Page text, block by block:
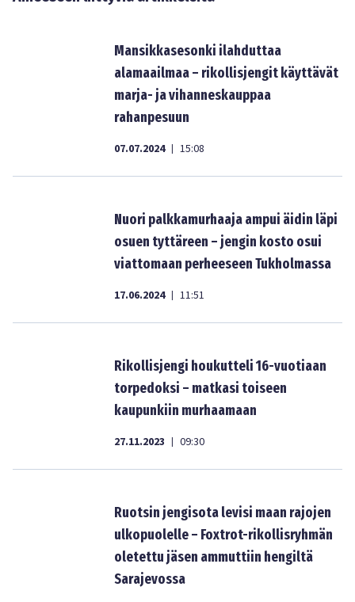
Mansikkasesonki ilahduttaa
alamaailmaa – rikollisjengit käyttävät
marja- ja vihanneskauppaa
rahanpesuun
07.07.2024 | 15:08
Nuori palkkamurhaaja ampui äidin läpi
osuen tyttäreen – jengin kosto osui
viattomaan perheeseen Tukholmassa
17.06.2024 | 11:51
Rikollisjengi houkutteli 16-vuotiaan
torpedoksi – matkasi toiseen
kaupunkiin murhaamaan
27.11.2023 | 09:30
Ruotsin jengisota levisi maan rajojen
ulkopuolelle – Foxtrot-rikollisryhmän
oletettu jäsen ammuttiin hengiltä
Sarajevossa